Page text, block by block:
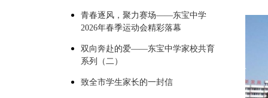
青春逐风，聚力赛场——东宝中学
2026年春季运动会精彩落幕
双向奔赴的爱——东宝中学家校共育
系列（二）
致全市学生家长的一封信